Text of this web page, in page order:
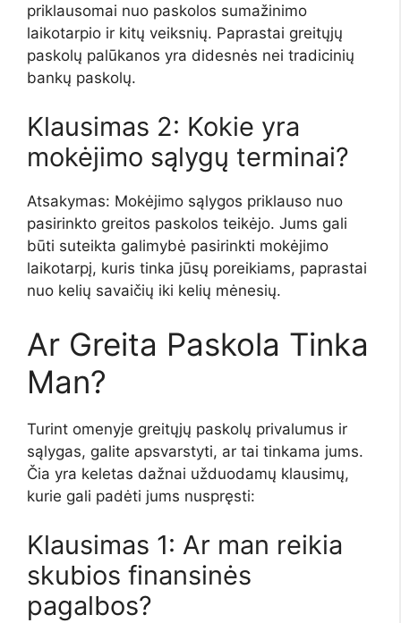
priklausomai nuo paskolos sumažinimo
laikotarpio ir kitų veiksnių. Paprastai greitųjų
paskolų palūkanos yra didesnės nei tradicinių
bankų paskolų.
Klausimas 2: Kokie yra
mokėjimo sąlygų terminai?
Atsakymas: Mokėjimo sąlygos priklauso nuo
pasirinkto greitos paskolos teikėjo. Jums gali
būti suteikta galimybė pasirinkti mokėjimo
laikotarpį, kuris tinka jūsų poreikiams, paprastai
nuo kelių savaičių iki kelių mėnesių.
Ar Greita Paskola Tinka
Man?
Turint omenyje greitųjų paskolų privalumus ir
sąlygas, galite apsvarstyti, ar tai tinkama jums.
Čia yra keletas dažnai užduodamų klausimų,
kurie gali padėti jums nuspręsti:
Klausimas 1: Ar man reikia
skubios finansinės
pagalbos?